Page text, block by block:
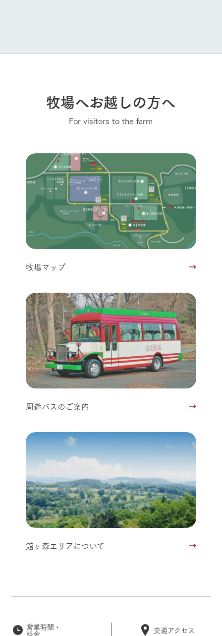
牧場へお越しの方へ
For visitors to the farm
牧場マップ
周遊バスのご案内
館ヶ森エリアについて
営業時間・
料金 交通アクセス